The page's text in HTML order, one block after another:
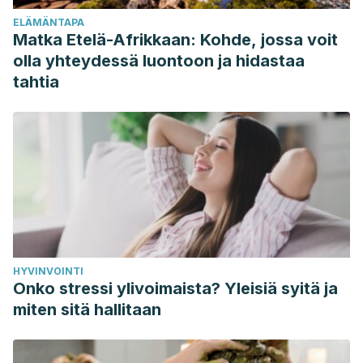
ELÄMÄNTAPA
Matka Etelä-Afrikkaan: Kohde, jossa voit
olla yhteydessä luontoon ja hidastaa
tahtia
HYVINVOINTI
Onko stressi ylivoimaista? Yleisiä syitä ja
miten sitä hallitaan